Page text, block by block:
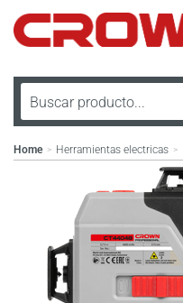
Home > Herramientas electricas >